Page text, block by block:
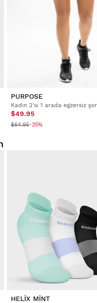
PURPOSE
Kadın 2'si 1 arada egzersiz
$49.95
$64.95-25%
HELIX MINT